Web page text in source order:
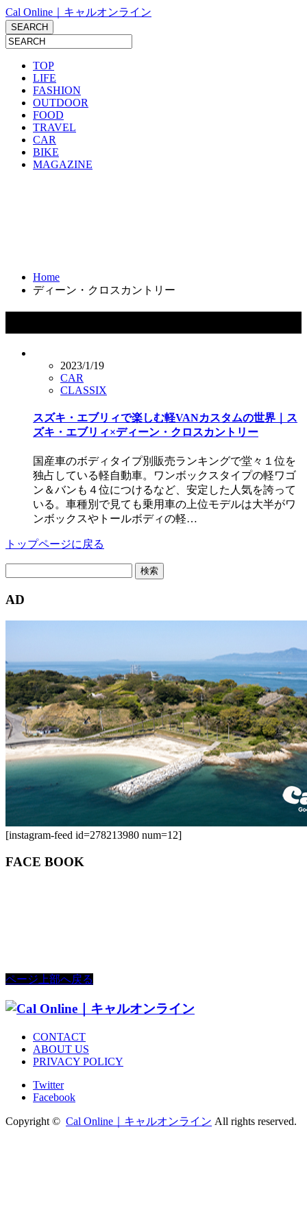
Cal Online｜キャルオンライン
TOP
LIFE
FASHION
OUTDOOR
FOOD
TRAVEL
CAR
BIKE
MAGAZINE
Home
ディーン・クロスカントリー
2023/1/19
CAR
CLASSIX
スズキ・エブリィで楽しむ軽VANカスタムの世界｜ス
ズキ・エブリィ×ディーン・クロスカントリー
国産車のボディタイプ別販売ランキングで堂々１位を
独占している軽自動車。ワンボックスタイプの軽ワゴ
ン＆バンも４位につけるなど、安定した人気を誇って
いる。車種別で見ても乗用車の上位モデルは大半がワ
ンボックスやトールボディの軽…
トップページに戻る
AD
[instagram-feed id=278213980 num=12]
FACE BOOK
ページ上部へ戻る
CONTACT
ABOUT US
PRIVACY POLICY
Twitter
Facebook
Copyright © Cal Online｜キャルオンライン All rights reserved.